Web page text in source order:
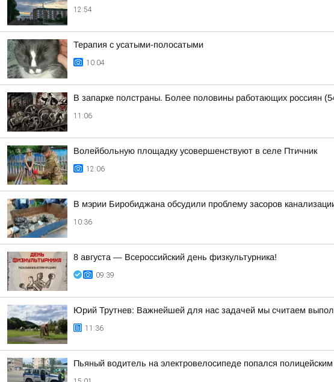
12:54
Терапия с усатыми-полосатыми
10:04
В запарке полстраны. Более половины работающих россиян
11:06
Волейбольную площадку усовершенствуют в селе Птичник
12:06
В мэрии Биробиджана обсудили проблему засоров
10:36
8 августа — Всероссийский день физкультурника!
09:39
Юрий Трутнев: Важнейшей для нас задачей мы считаем
11:36
Пьяный водитель на электровелосипеде попался